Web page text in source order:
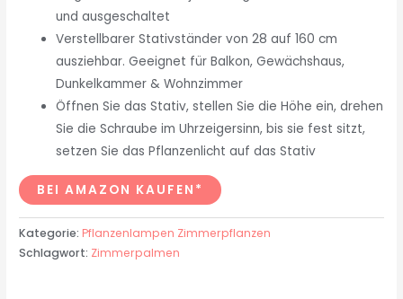
und ausgeschaltet
Verstellbarer Stativständer von 28 auf 160 cm
ausziehbar. Geeignet für Balkon, Gewächshaus,
Dunkelkammer & Wohnzimmer
Öffnen Sie das Stativ, stellen Sie die Höhe ein, drehen
Sie die Schraube im Uhrzeigersinn, bis sie fest sitzt,
setzen Sie das Pflanzenlicht auf das Stativ
BEI AMAZON KAUFEN*
Kategorie: Pflanzenlampen Zimmerpflanzen
Schlagwort: Zimmerpalmen